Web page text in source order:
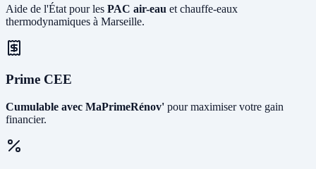
Aide de l'État pour les PAC air-eau et chauffe-eaux
thermodynamiques à Marseille.
Prime CEE
Cumulable avec MaPrimeRénov' pour maximiser votre gain
financier.